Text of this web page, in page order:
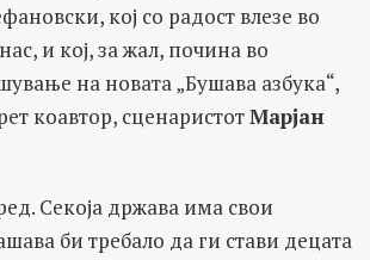
кој со радост влезе во
и кој, за жал, почина во
на новата „Бушава азбука“,
коавтор, сценаристотМарјан
Секоја држава има свои
би требало да ги стави децата